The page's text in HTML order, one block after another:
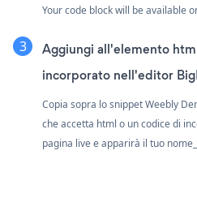
Your code block will be available
Aggiungi all'elemento
incorporato nell'editor
Copia sopra lo snippet Weebly
che accetta html o un codice di
pagina live e apparirà il tuo